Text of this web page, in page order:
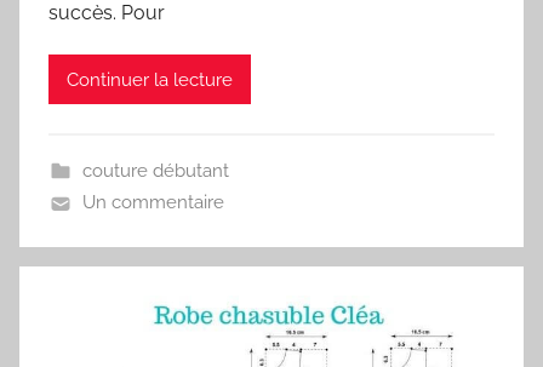
succès. Pour
Continuer la lecture
couture débutant
Un commentaire